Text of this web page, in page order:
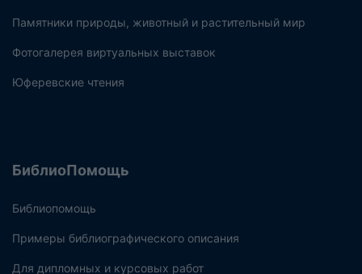
Памятники природы, животный и растительный мир
Фотогалерея виртуальных выставок
Юферевские чтения
БиблиоПомощь
Библиопомощь
Примеры библиографического описания
Для дипломных и курсовых работ